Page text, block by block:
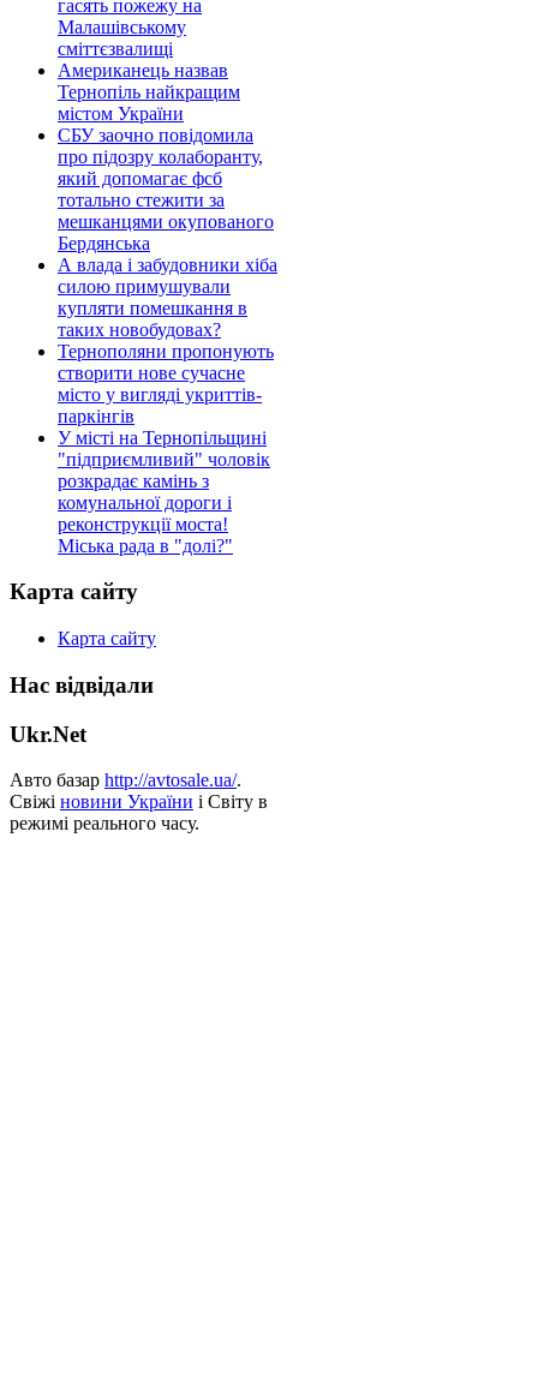
гасять пожежу на
Малашівському
сміттєзвалищі
Американець назвав
Тернопіль найкращим
містом України
СБУ заочно повідомила
про підозру колаборанту,
який допомагає фсб
тотально стежити за
мешканцями окупованого
Бердянська
А влада і забудовники хіба
силою примушували
купляти помешкання в
таких новобудовах?
Тернополяни пропонують
створити нове сучасне
місто у вигляді укриттів-
паркінгів
У місті на Тернопільщині
"підприємливий" чоловік
розкрадає камінь з
комунальної дороги і
реконструкції моста!
Міська рада в "долі?"
Карта сайту
Карта сайту
Нас відвідали
Ukr.Net
Авто базар http://avtosale.ua/.
Свіжі новини України і Світу в
режимі реального часу.